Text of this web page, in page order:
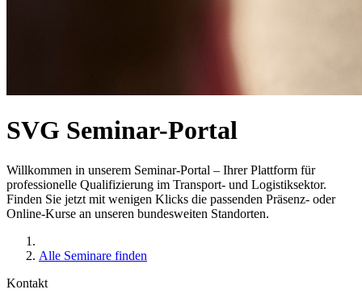
SVG Seminar-Portal
Willkommen in unserem Seminar-Portal – Ihrer Plattform für
professionelle Qualifizierung im Transport- und Logistiksektor.
Finden Sie jetzt mit wenigen Klicks die passenden Präsenz- oder
Online-Kurse an unseren bundesweiten Standorten.
Alle Seminare finden
Kontakt